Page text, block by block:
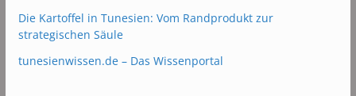
Die Kartoffel in Tunesien: Vom Randprodukt zur
strategischen Säule
tunesienwissen.de – Das Wissenportal